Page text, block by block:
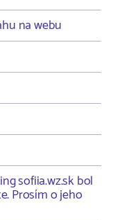
na webu
sofiia.wz.sk bol
Prosím o jeho